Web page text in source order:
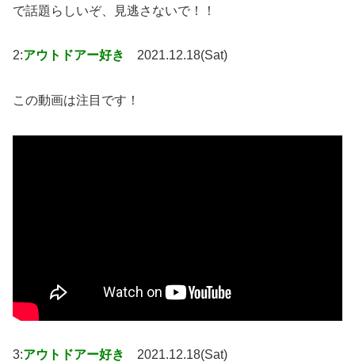
で話題らしいぞ、見逃さないで！！
2:アウトドアー好き 2021.12.18(Sat)
この動画は注目です！
3:アウトドアー好き 2021.12.18(Sat)